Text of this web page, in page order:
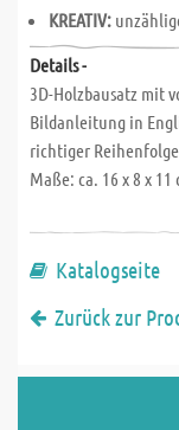
KREATIV:
Details -
3D-Holzbausatz mit
Bildanleitung in
richtiger
Maße: ca. 16 x 8 x
Katalogseite
Zurück zur